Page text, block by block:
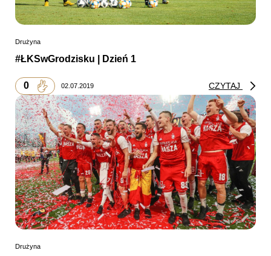
Drużyna
#ŁKSwGrodzisku | Dzień 1
0 02.07.2019 CZYTAJ
Drużyna